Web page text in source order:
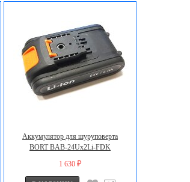
Аккумулятор для шуруповерта
BORT BAB-24Ux2Li-FDK
1 630 ₽